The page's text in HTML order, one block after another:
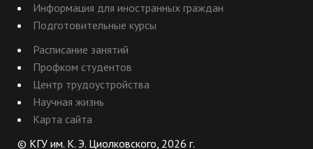
Информация для иностранных граждан
Подготовительные курсы
Расписание занятий
Профком студентов
Центр трудоустройства
Научная жизнь
Карта сайта
© КГУ им. К. Э. Циолковского, 2026 г.